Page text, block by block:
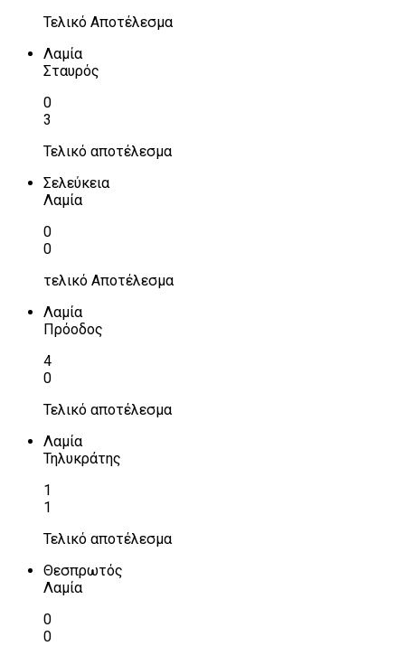
Τελικό Αποτέλεσμα
Λαμία
Σταυρός
0
3
Τελικό αποτέλεσμα
Σελεύκεια
Λαμία
0
0
τελικό Αποτέλεσμα
Λαμία
Πρόοδος
4
0
Τελικό αποτέλεσμα
Λαμία
Τηλυκράτης
1
1
Τελικό αποτέλεσμα
Θεσπρωτός
Λαμία
0
0